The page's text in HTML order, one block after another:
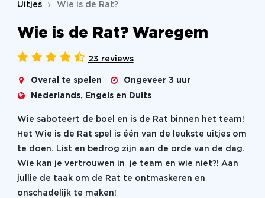
Uitjes Wie is de Rat?
Wie is de Rat? Waregem
23 reviews
Overal te spelen Ongeveer 3 uur
Nederlands, Engels en Duits
Wie saboteert de boel en is de Rat binnen het team!
Het Wie is de Rat spel is één van de leukste uitjes om
te doen. List en bedrog zijn aan de orde van de dag.
Wie kan je vertrouwen in je team en wie niet?! Aan
jullie de taak om de Rat te ontmaskeren en
onschadelijk te maken!